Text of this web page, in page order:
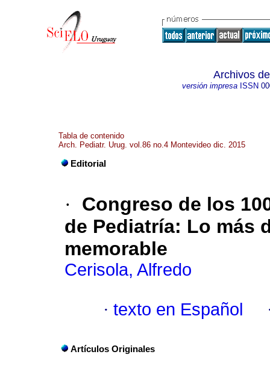
Archivos
versión impresaISSN
Tabla de contenido
Arch. Pediatr. Urug. vol.86 no.4 Montevideo dic. 2015
Editorial
·
Congreso de los
de Pediatría: Lo más
memorable
Cerisola, Alfredo
· texto en Español
Artículos Originales